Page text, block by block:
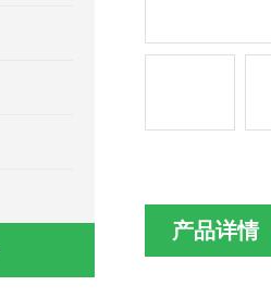
产品详情